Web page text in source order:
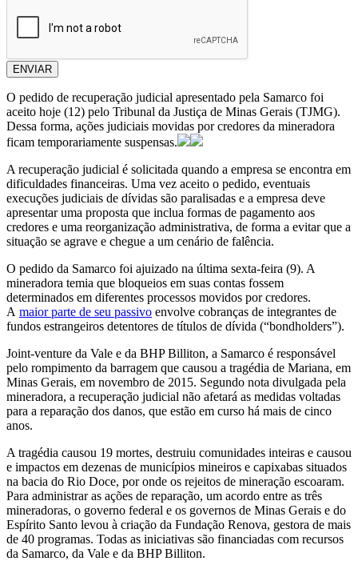
ENVIAR
O pedido de recuperação judicial apresentado pela Samarco foi
aceito hoje (12) pelo Tribunal da Justiça de Minas Gerais (TJMG).
Dessa forma, ações judiciais movidas por credores da mineradora
ficam temporariamente suspensas.
A recuperação judicial é solicitada quando a empresa se encontra em
dificuldades financeiras. Uma vez aceito o pedido, eventuais
execuções judiciais de dívidas são paralisadas e a empresa deve
apresentar uma proposta que inclua formas de pagamento aos
credores e uma reorganização administrativa, de forma a evitar que a
situação se agrave e chegue a um cenário de falência.
O pedido da Samarco foi ajuizado na última sexta-feira (9). A
mineradora temia que bloqueios em suas contas fossem
determinados em diferentes processos movidos por credores.
A maior parte de seu passivo envolve cobranças de integrantes de
fundos estrangeiros detentores de títulos de dívida (“bondholders”).
Joint-venture da Vale e da BHP Billiton, a Samarco é responsável
pelo rompimento da barragem que causou a tragédia de Mariana, em
Minas Gerais, em novembro de 2015. Segundo nota divulgada pela
mineradora, a recuperação judicial não afetará as medidas voltadas
para a reparação dos danos, que estão em curso há mais de cinco
anos.
A tragédia causou 19 mortes, destruiu comunidades inteiras e causou
e impactos em dezenas de municípios mineiros e capixabas situados
na bacia do Rio Doce, por onde os rejeitos de mineração escoaram.
Para administrar as ações de reparação, um acordo entre as três
mineradoras, o governo federal e os governos de Minas Gerais e do
Espírito Santo levou à criação da Fundação Renova, gestora de mais
de 40 programas. Todas as iniciativas são financiadas com recursos
da Samarco, da Vale e da BHP Billiton.